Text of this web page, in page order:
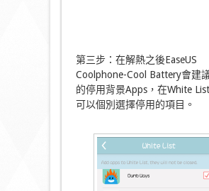
第三步：在解熱之後EaseUS
Coolphone-Cool Battery會建
的停用背景Apps，在White
可以個別選擇停用的項目。